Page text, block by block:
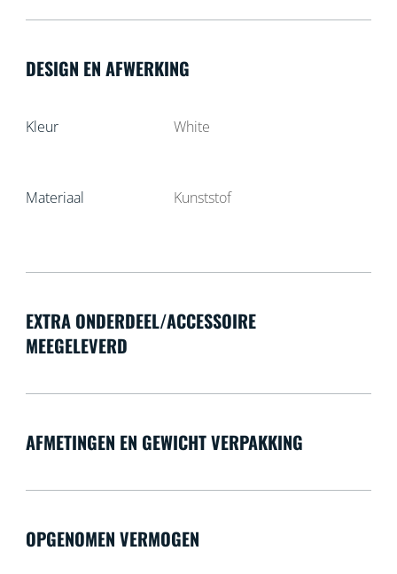
DESIGN EN AFWERKING
Kleur White
Materiaal Kunststof
EXTRA ONDERDEEL/ACCESSOIRE
MEEGELEVERD
AFMETINGEN EN GEWICHT VERPAKKING
OPGENOMEN VERMOGEN